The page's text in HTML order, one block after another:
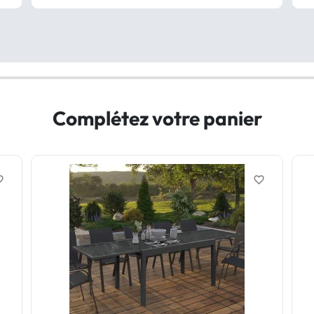
Complétez votre panier
favorite_border